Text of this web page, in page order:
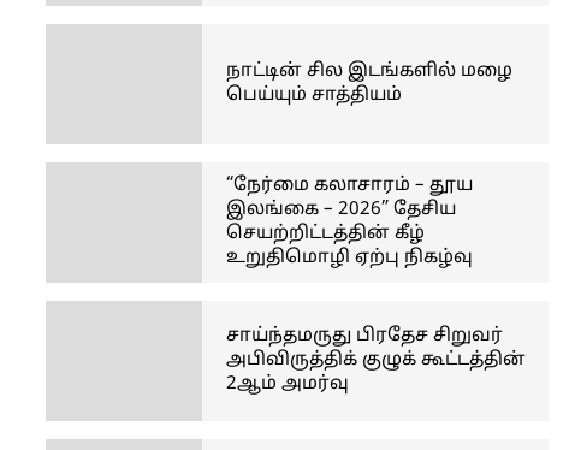
நாட்டின் சில இடங்களில் மழை
பெய்யும் சாத்தியம்
“நேர்மை கலாசாரம் – தூய
இலங்கை – 2026” தேசிய
செயற்றிட்டத்தின் கீழ்
உறுதிமொழி ஏற்பு நிகழ்வு
சாய்ந்தமருது பிரதேச சிறுவர்
அபிவிருத்திக் குழுக் கூட்டத்தின்
2ஆம் அமர்வு